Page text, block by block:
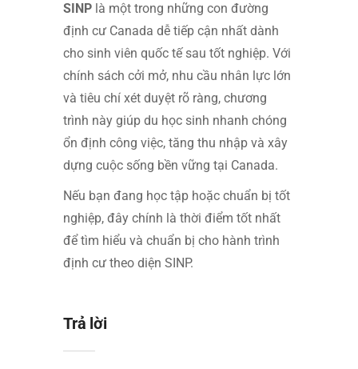
SINP là một trong những con đường
định cư Canada dễ tiếp cận nhất dành
cho sinh viên quốc tế sau tốt nghiệp. Với
chính sách cởi mở, nhu cầu nhân lực lớn
và tiêu chí xét duyệt rõ ràng, chương
trình này giúp du học sinh nhanh chóng
ổn định công việc, tăng thu nhập và xây
dựng cuộc sống bền vững tại Canada.
Nếu bạn đang học tập hoặc chuẩn bị tốt
nghiệp, đây chính là thời điểm tốt nhất
để tìm hiểu và chuẩn bị cho hành trình
định cư theo diện SINP.
Trả lời